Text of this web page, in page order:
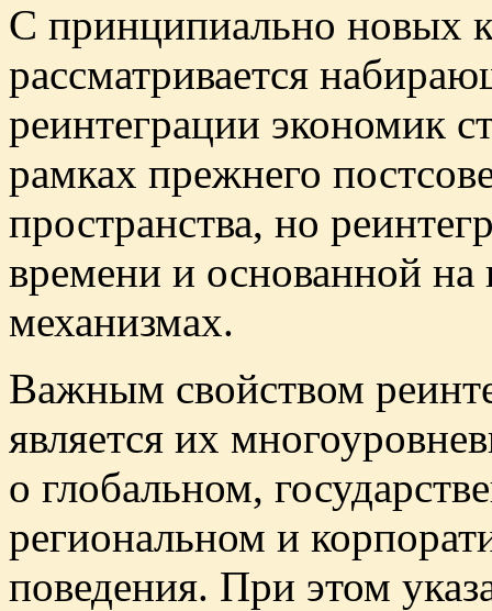
С принципиально новых
рассматривается
реинтеграции экономик
рамках прежнего
пространства, но
времени и основанной
механизмах.
Важным свойством
является их
о глобальном,
региональном и
поведения. При этом